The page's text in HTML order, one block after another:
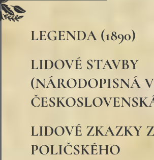
LEGENDA (1890)
LIDOVÉ STAVBY
(NÁRODOPISNÁ
LIDOVÉ ZKAZKY
POLIČSKÉHO